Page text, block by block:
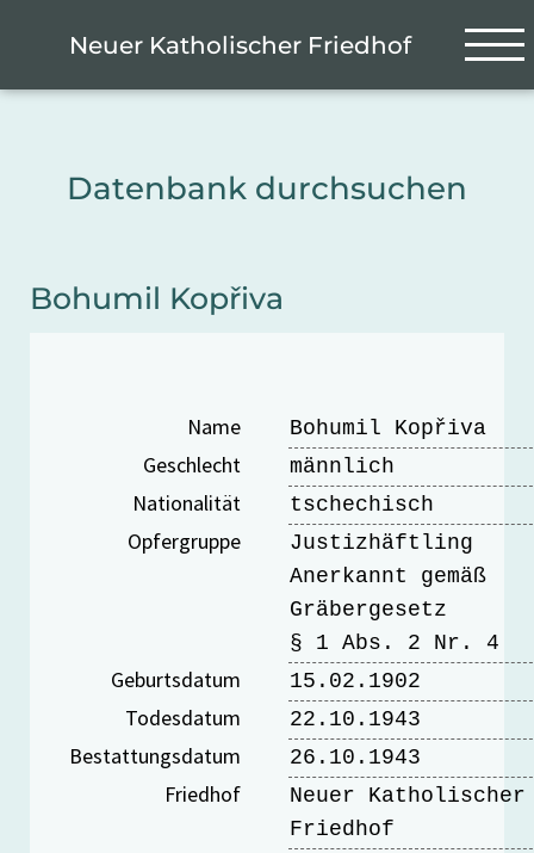
Neuer Katholischer Friedhof
Datenbank durchsuchen
Bohumil Kopřiva
Name Bohumil Kopřiva
Geschlecht männlich
Nationalität tschechisch
Opfergruppe
Justizhäftling
Anerkannt gemäß
Gräbergesetz
§ 1 Abs. 2 Nr. 4
Geburtsdatum 15.02.1902
Todesdatum 22.10.1943
Bestattungsdatum 26.10.1943
Friedhof
Neuer Katholischer
Friedhof